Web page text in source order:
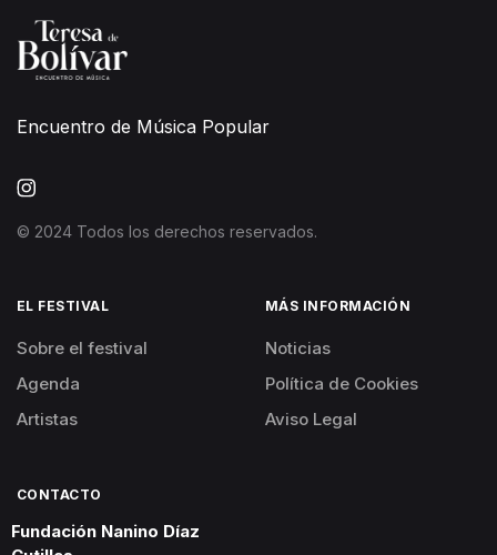
Encuentro de Música Popular
© 2024 Todos los derechos reservados.
EL FESTIVAL
Sobre el festival
Agenda
Artistas
MÁS INFORMACIÓN
Noticias
Política de Cookies
Aviso Legal
CONTACTO
Fundación Nanino Díaz